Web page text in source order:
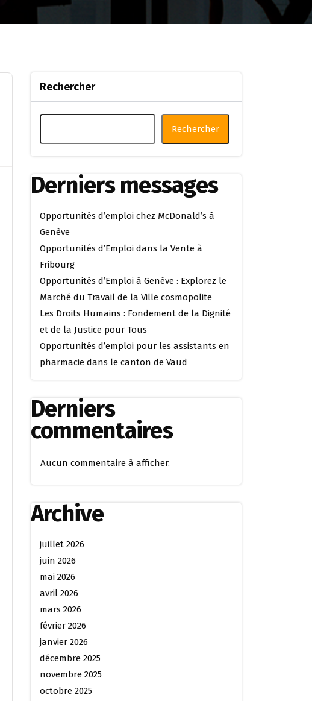
Rechercher
Rechercher
Derniers messages
Opportunités d’emploi chez McDonald’s à
Genève
Opportunités d’Emploi dans la Vente à
Fribourg
Opportunités d’Emploi à Genève : Explorez le
Marché du Travail de la Ville cosmopolite
Les Droits Humains : Fondement de la Dignité
et de la Justice pour Tous
Opportunités d’emploi pour les assistants en
pharmacie dans le canton de Vaud
Derniers
commentaires
Aucun commentaire à afficher.
Archive
juillet 2026
juin 2026
mai 2026
avril 2026
mars 2026
février 2026
janvier 2026
décembre 2025
novembre 2025
octobre 2025